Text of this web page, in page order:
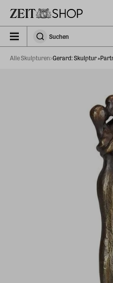
SuchenSuchen
Alle Skulpturen Gerard: Skulptur